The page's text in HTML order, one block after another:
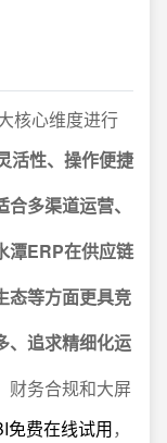
核心维度进行
活性、操作便捷
多渠道运营、
潭ERP在供应链
态等方面更具竞
、追求精细化运
财务合规和大屏
免费在线试用，